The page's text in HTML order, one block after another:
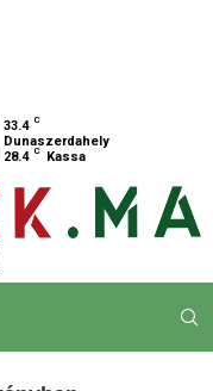
33.4 C
Dunaszerdahely
28.4 C Kassa